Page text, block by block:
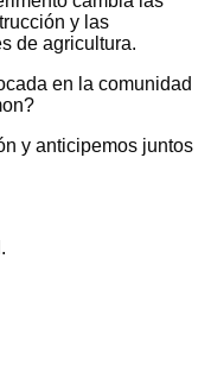
y las
de agricultura.
en la comunidad
y anticipemos juntos